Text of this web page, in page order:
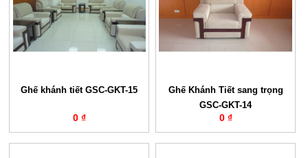
Ghế khánh tiết GSC-GKT-15
0 ₫
Ghế Khánh Tiết sang trọng
GSC-GKT-14
0 ₫